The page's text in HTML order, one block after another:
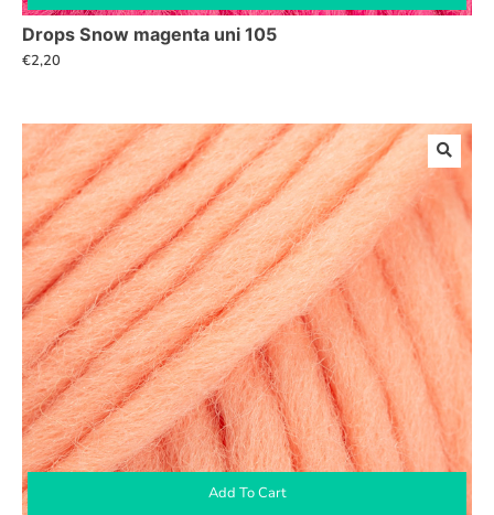
Drops Snow magenta uni 105
€2,20
Add To Cart